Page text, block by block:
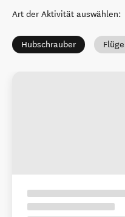
Art der Aktivität auswählen:
Hubschrauber Flüge